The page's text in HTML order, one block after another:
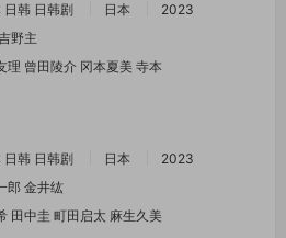
日韩 日韩剧 日本
2023
野主
理 曾田陵介 冈本夏美 寺本
日韩 日韩剧 日本
2023
郎 金井纮
田中圭 町田启太 麻生久美